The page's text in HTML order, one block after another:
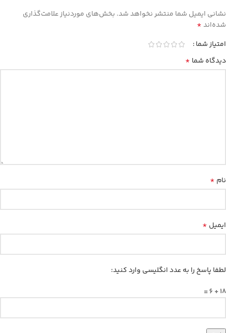
نشانی ایمیل شما منتشر نخواهد شد. بخش‌های موردنیاز علامت‌گذاری
شده‌اند*
امتیاز شما
دیدگاه شما *
نام *
ایمیل *
لطفا پاسخ را به عدد انگلیسی وارد کنید:
18 + 6 =